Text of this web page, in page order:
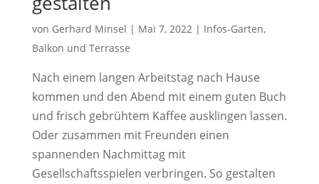
von Gerhard Minsel | Mai 7, 2022| Infos-Garten,
Balkon und Terrasse
Nach einem langen Arbeitstag nach Hause
kommen und den Abend mit einem guten Buch
und frisch gebrühtem Kaffee ausklingen lassen.
Oder zusammen mit Freunden einen
spannenden Nachmittag mit
Gesellschaftsspielen verbringen. So gestalten